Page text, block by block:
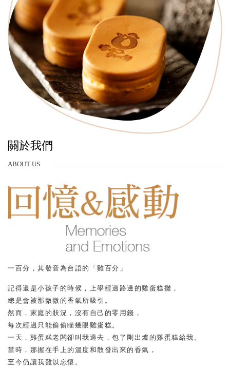
關於我們
ABOUT US
一百分，其發音為台語的「雞百分」
記得還是小孩子的時候，上學經過路邊的雞蛋糕攤，
總是會被那微微的香氣所吸引。
然而，家庭的狀況，沒有自己的零用錢，
每次經過只能偷偷瞄幾眼雞蛋糕。
一天，雞蛋糕老闆卻叫我過去，包了剛出爐的雞蛋糕給我。
當時，那握在手上的溫度和散發出來的香氣，
至今仍讓我難以忘懷。